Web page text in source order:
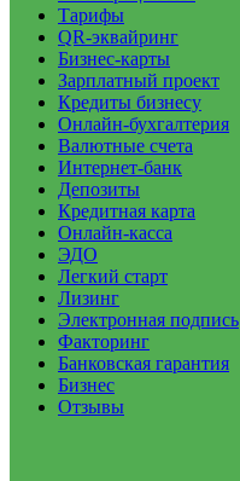
Тарифы
QR-эквайринг
Бизнес-карты
Зарплатный проект
Кредиты бизнесу
Онлайн-бухгалтерия
Валютные счета
Интернет-банк
Депозиты
Кредитная карта
Онлайн-касса
ЭДО
Легкий старт
Лизинг
Электронная подпись
Факторинг
Банковская гарантия
Бизнес
Отзывы